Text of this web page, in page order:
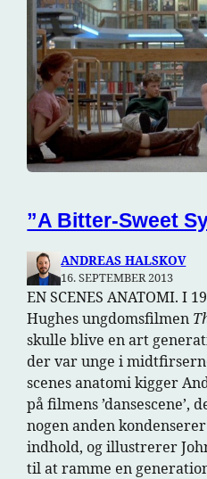
”A Bitter-Sweet
ANDREAS HALSKOV
16. SEPTEMBER 2013
EN SCENES ANATOMI. I
Hughes ungdomsfilmen
skulle blive en art
der var unge i
scenes anatomi kigger
på filmens ’dansescene’,
nogen anden
indhold, og illustrerer
til at ramme en